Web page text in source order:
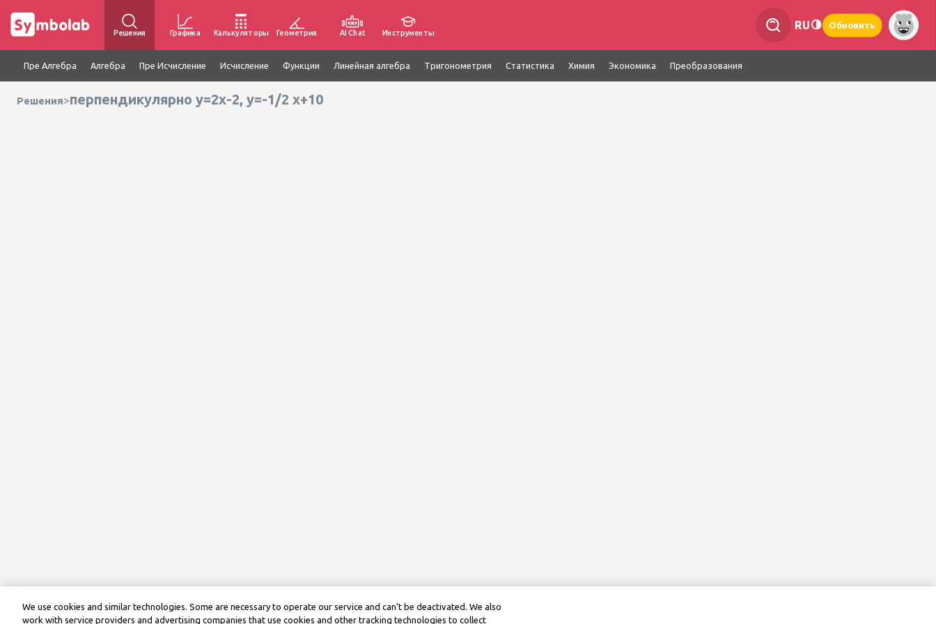
Решения Графика Калькуляторы Геометрия AI Chat Инструменты
RU Обновить
Пре Алгебра Алгебра Пре Исчисление Исчисление Функции Линейная алгебра Тригонометрия Статистика Химия Экономика Преобразования
Решения>перпендикулярно y=2x-2, y=-1/2 x+10
We use cookies and similar technologies. Some are necessary to operate our service and can’t be deactivated. We also
work with service providers and advertising companies that use cookies and other tracking technologies to collect